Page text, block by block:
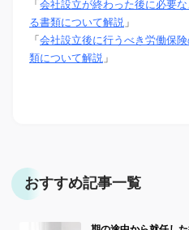
「 会社設立が終わった後に必要
る書類について解説 」
「 会社設立後に行うべき労働保
類について解説 」
おすすめ記事一覧